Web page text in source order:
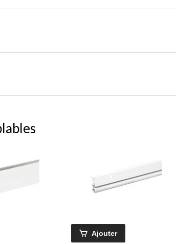
Ajouter